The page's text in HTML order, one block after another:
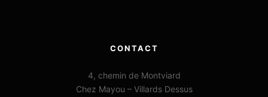
CONTACT
4, chemin de Montviard
Chez Mayou – Villards Dessus